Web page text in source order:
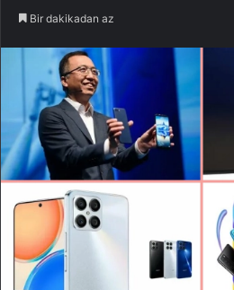
Bir dakikadan az